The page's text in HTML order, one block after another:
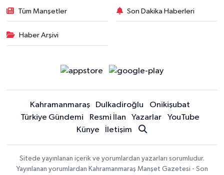
Tüm Manşetler Son Dakika Haberleri
Haber Arşivi
Kahramanmaraş Dulkadiroğlu
Onikişubat
Türkiye Gündemi
Resmi İlan Yazarlar
YouTube
Künye
İletişim
Sitede yayınlanan içerik ve yorumlardan yazarları sorumludur.
Yayınlanan yorumlardan Kahramanmaraş Manşet Gazetesi - Son